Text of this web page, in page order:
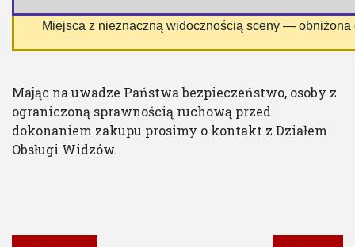
Miejsca z nieznaczną widocznością sceny — obniżona
Mając na uwadze Państwa bezpieczeństwo, osoby z
ograniczoną sprawnością ruchową przed
dokonaniem zakupu prosimy o kontakt z Działem
Obsługi Widzów.